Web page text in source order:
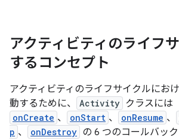
アクティビティのライフ
するコンセプト
アクティビティのライフサイクルにお
動するために、
Activity クラスには
onCreate 、 onStart 、 onResume 、
p 、 onDestroy の 6 つのコールバッ